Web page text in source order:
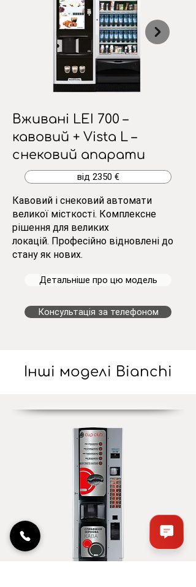
Вживані LEI 700 –
кавовий + Vista L –
снековий апарати
від 2350 €
Кавовий і снековий автомати
великої місткості. Комплексне
рішення для великих
локацій. Професійно відновлені до
стану як нових.
Детальніше про цю модель
Консультація за телефоном
Інші моделі Bianchi